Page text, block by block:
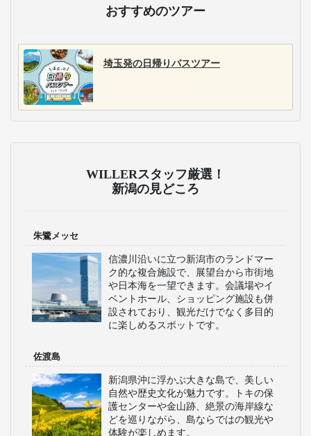
おすすめのツアー
埼玉発の日帰りバスツアー
WILLERスタッフ厳選！
新潟の見どころ
朱鷺メッセ
信濃川沿いに立つ新潟市のランドマー
ク的な複合施設で、展望台から市街地
や日本海を一望できます。会議場やイ
ベントホール、ショッピング施設も併
設されており、観光だけでなく多目的
に楽しめるスポットです。
佐渡島
新潟県沖に浮かぶ大きな島で、美しい
自然や歴史文化が魅力です。トキの保
護センターや金山跡、絶景の海岸線な
どを巡りながら、島ならではの観光や
体験が楽しめます。